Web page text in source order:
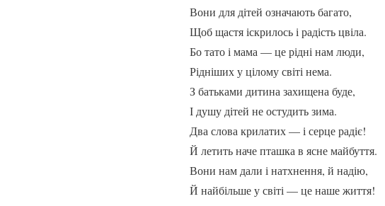
Вони для дітей означають багато,
Щоб щастя іскрилось і радість цвіла.
Бо тато і мама — це рідні нам люди,
Рідніших у цілому світі нема.
З батьками дитина захищена буде,
І душу дітей не остудить зима.
Два слова крилатих — і серце радіє!
Й летить наче пташка в ясне майбуття.
Вони нам дали і натхнення, й надію,
Й найбільше у світі — це наше життя!